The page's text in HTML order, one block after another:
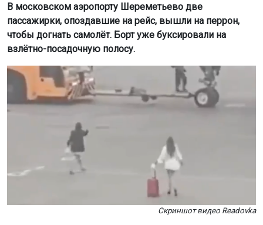
В московском аэропорту Шереметьево две
пассажирки, опоздавшие на рейс, вышли на перрон,
чтобы догнать самолёт. Борт уже буксировали на
взлётно-посадочную полосу.
Скриншот видео Readovka